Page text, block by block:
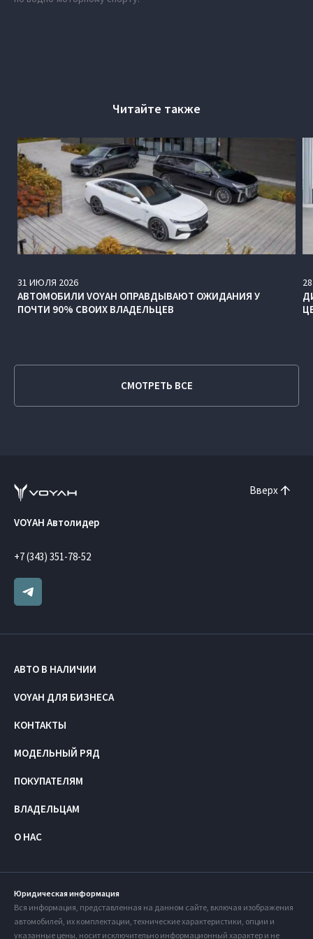
Читайте также
31 ИЮЛЯ 2026
АВТОМОБИЛИ VOYAH ОПРАВДЫВАЮТ ОЖИДАНИЯ У
ПОЧТИ 90% СВОИХ ВЛАДЕЛЬЦЕВ
28
СМОТРЕТЬ ВСЕ
Вверх
VOYAH Автолидер
+7 (343) 351-78-52
АВТО В НАЛИЧИИ
VOYAH ДЛЯ БИЗНЕСА
КОНТАКТЫ
МОДЕЛЬНЫЙ РЯД
ПОКУПАТЕЛЯМ
ВЛАДЕЛЬЦАМ
О НАС
Юридическая информация
Вся информация, представленная на данном сайте, включая изображения
автомобилей, их комплектации, технические характеристики, опции и
указанные цены, носит исключительно информационный характер и не